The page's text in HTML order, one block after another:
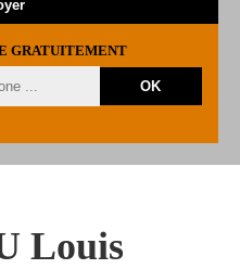
GRATUITEMENT
Louis